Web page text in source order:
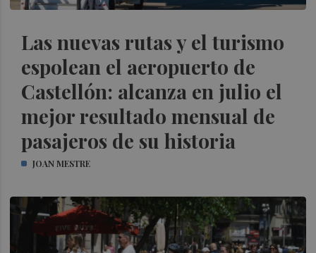
Las nuevas rutas y el turismo
espolean el aeropuerto de
Castellón: alcanza en julio el
mejor resultado mensual de
pasajeros de su historia
JOAN MESTRE